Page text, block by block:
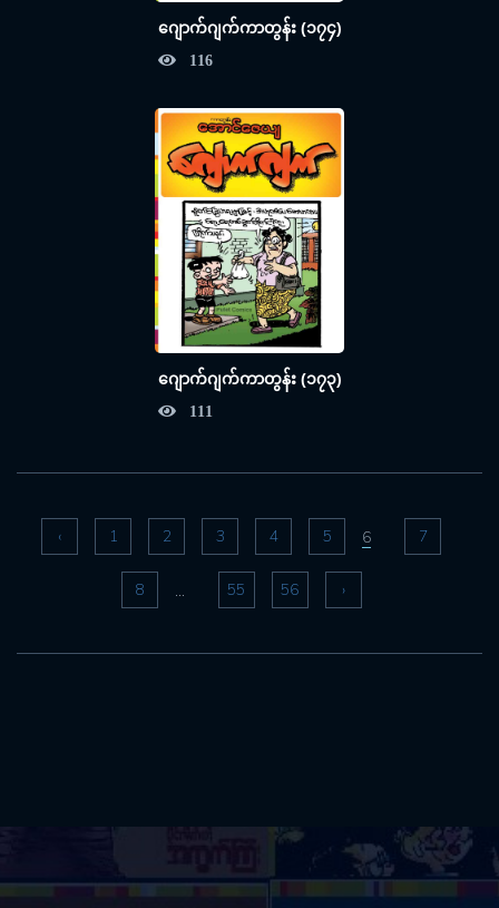
ဂျောက်ဂျက်ကာတွန်း (၁၇၄)
116
ဂျောက်ဂျက်ကာတွန်း (၁၇၃)
111
‹ 1 2 3 4 5 6 7
8 ... 55 56 ›